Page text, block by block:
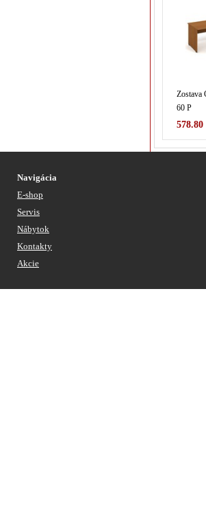
Zostava
60 P
578.80
Navigácia
E-shop
Servis
Nábytok
Kontakty
Akcie